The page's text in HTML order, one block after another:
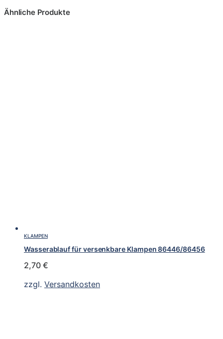
Ähnliche Produkte
KLAMPEN
Wasserablauf für versenkbare Klampen 86446/86456
2,70 €
zzgl. Versandkosten